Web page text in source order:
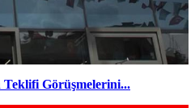
Görüşmelerini...